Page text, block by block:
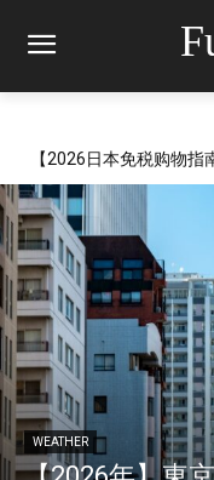
【2026日本免税购物
WEATHER